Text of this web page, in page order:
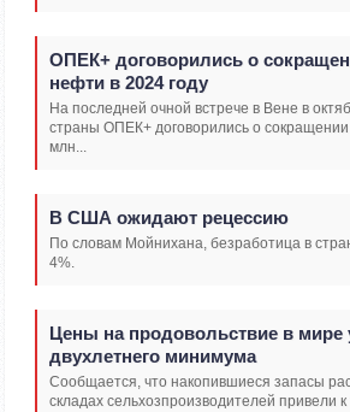
ОПЕК+ договорились о
нефти в 2024 году
На последней очной встрече в Вене в
страны ОПЕК+ договорились о сокращении
млн...
В США ожидают рецессию
По словам Мойнихана, безработица в
4%.
Цены на продовольствие в мире
двухлетнего минимума
Сообщается, что накопившиеся запасы
складах сельхозпроизводителей привели к